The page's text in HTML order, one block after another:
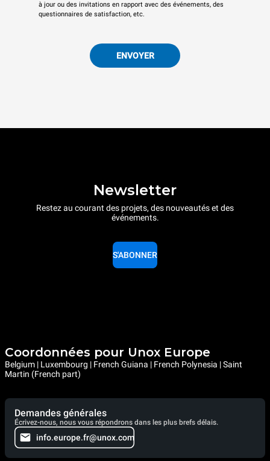
à jour ou des invitations en rapport avec des événements, des
questionnaires de satisfaction, etc.
ENVOYER
Newsletter
Restez au courant des projets, des nouveautés et des
événements.
S'ABONNER
Coordonnées pour Unox Europe
Belgium | Luxembourg | French Guiana | French Polynesia | Saint
Martin (French part)
Demandes générales
Écrivez-nous, nous vous répondrons dans les plus brefs délais.
info.europe.fr@unox.com